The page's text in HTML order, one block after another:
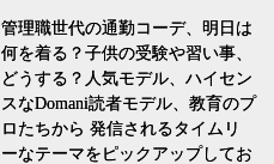
管理職世代の通勤コーデ、明日は
何を着る？子供の受験や習い事、
どうする？人気モデル、ハイセン
スなDomani読者モデル、教育のプ
ロたちから 発信されるタイムリ
ーなテーマをピックアップしてお